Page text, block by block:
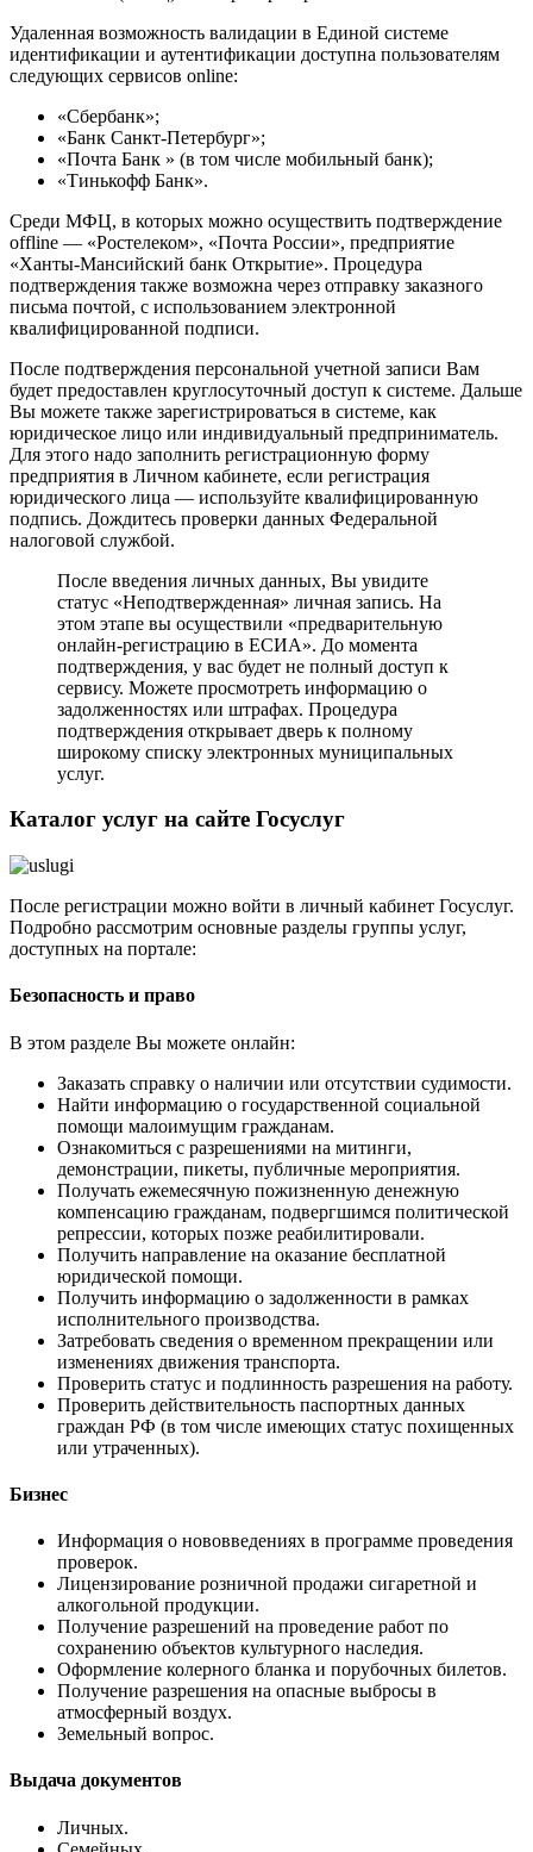
Удаленная возможность валидации в Единой системе
идентификации и аутентификации доступна пользователям
следующих сервисов online:
«Сбербанк»;
«Банк Санкт-Петербург»;
«Почта Банк » (в том числе мобильный банк);
«Тинькофф Банк».
Среди МФЦ, в которых можно осуществить подтверждение
offline — «Ростелеком», «Почта России», предприятие
«Ханты-Мансийский банк Открытие». Процедура
подтверждения также возможна через отправку заказного
письма почтой, с использованием электронной
квалифицированной подписи.
После подтверждения персональной учетной записи Вам
будет предоставлен круглосуточный доступ к системе. Дальше
Вы можете также зарегистрироваться в системе, как
юридическое лицо или индивидуальный предприниматель.
Для этого надо заполнить регистрационную форму
предприятия в Личном кабинете, если регистрация
юридического лица — используйте квалифицированную
подпись. Дождитесь проверки данных Федеральной
налоговой службой.
После введения личных данных, Вы увидите
статус «Неподтвержденная» личная запись. На
этом этапе вы осуществили «предварительную
онлайн-регистрацию в ЕСИА». До момента
подтверждения, у вас будет не полный доступ к
сервису. Можете просмотреть информацию о
задолженностях или штрафах. Процедура
подтверждения открывает дверь к полному
широкому списку электронных муниципальных
услуг.
Каталог услуг на сайте Госуслуг
После регистрации можно войти в личный кабинет Госуслуг.
Подробно рассмотрим основные разделы группы услуг,
доступных на портале:
Безопасность и право
В этом разделе Вы можете онлайн:
Заказать справку о наличии или отсутствии судимости.
Найти информацию о государственной социальной
помощи малоимущим гражданам.
Ознакомиться с разрешениями на митинги,
демонстрации, пикеты, публичные мероприятия.
Получать ежемесячную пожизненную денежную
компенсацию гражданам, подвергшимся политической
репрессии, которых позже реабилитировали.
Получить направление на оказание бесплатной
юридической помощи.
Получить информацию о задолженности в рамках
исполнительного производства.
Затребовать сведения о временном прекращении или
изменениях движения транспорта.
Проверить статус и подлинность разрешения на работу.
Проверить действительность паспортных данных
граждан РФ (в том числе имеющих статус похищенных
или утраченных).
Бизнес
Информация о нововведениях в программе проведения
проверок.
Лицензирование розничной продажи сигаретной и
алкогольной продукции.
Получение разрешений на проведение работ по
сохранению объектов культурного наследия.
Оформление колерного бланка и порубочных билетов.
Получение разрешения на опасные выбросы в
атмосферный воздух.
Земельный вопрос.
Выдача документов
Личных.